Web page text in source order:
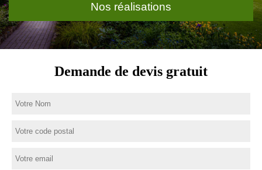
Nos réalisations
Demande de devis gratuit